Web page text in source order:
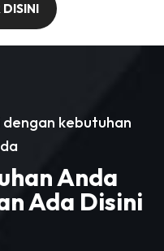
DISINI
dengan kebutuhan
Anda
Ada Disini